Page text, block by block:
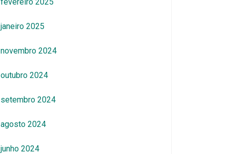
janeiro 2025
novembro 2024
outubro 2024
setembro 2024
agosto 2024
junho 2024